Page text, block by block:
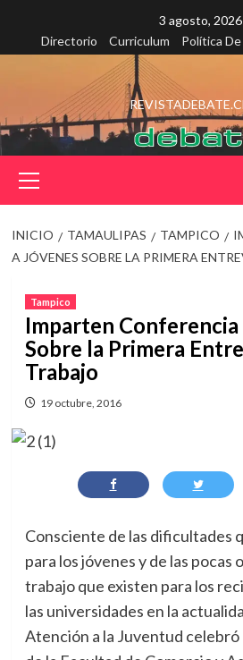
contenido
3 agosto, 2026
Directorio
Curriculum Política
principal
INICIO TAMAULIPAS TAMPICO
A JÓVENES SOBRE LA PRIMERA
Tampico
Imparten Conferencia
Sobre la Primera
Trabajo
19 octubre, 2016
Consciente de las dificultades
para los jóvenes y de las pocas
trabajo que existen para los
las universidades en la
Atención a la Juventud celebró